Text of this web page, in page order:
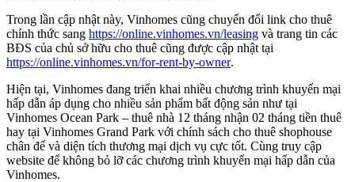
Trong lần cập nhật này, Vinhomes cũng chuyển đổi link cho thuê
chính thức sang https://online.vinhomes.vn/leasing và trang tin các
BĐS của chủ sở hữu cho thuê cũng được cập nhật tại
https://online.vinhomes.vn/for-rent-by-owner.
Hiện tại, Vinhomes đang triển khai nhiều chương trình khuyến mại
hấp dẫn áp dụng cho nhiều sản phẩm bất động sản như tại
Vinhomes Ocean Park – thuê nhà 12 tháng nhận 02 tháng tiền thuê
hay tại Vinhomes Grand Park với chính sách cho thuê shophouse
chân đế và diện tích thương mại dịch vụ cực tốt. Cùng truy cập
website để không bỏ lỡ các chương trình khuyến mại hấp dẫn của
Vinhomes.